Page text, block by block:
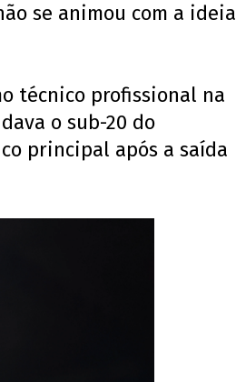
se animou com a ideia
técnico profissional na
o sub-20 do
principal após a saída